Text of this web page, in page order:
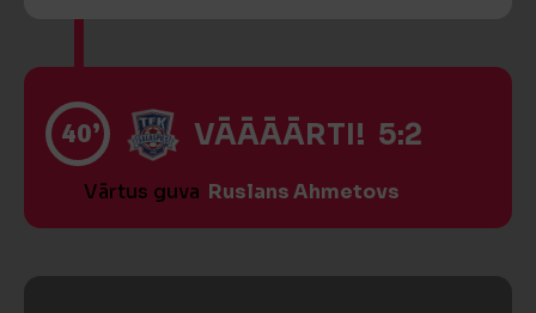
40’ VĀĀĀĀRTI! 5:2
Vārtus guva Ruslans Ahmetovs